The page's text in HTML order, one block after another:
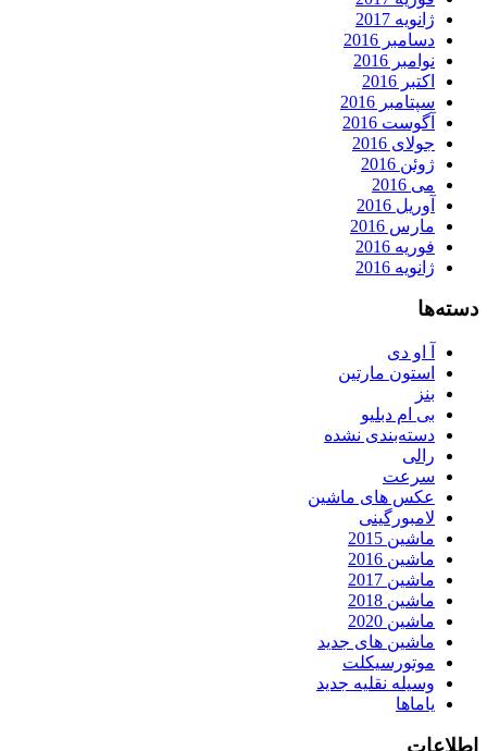
ژانویه 2017
دسامبر 2016
نوامبر 2016
اکتبر 2016
سپتامبر 2016
آگوست 2016
جولای 2016
ژوئن 2016
می 2016
آوریل 2016
مارس 2016
فوریه 2016
ژانویه 2016
دسته‌ها
آ او دی
استون مارتین
بنز
بی ام دبلیو
دسته‌بندی نشده
رالی
سرعت
عکس های ماشین
لامبورگینی
ماشین 2015
ماشین 2016
ماشین 2017
ماشین 2018
ماشین 2020
ماشین های جدید
موتورسیکلت
وسیله نقلیه جدید
یاماها
اطلاعات